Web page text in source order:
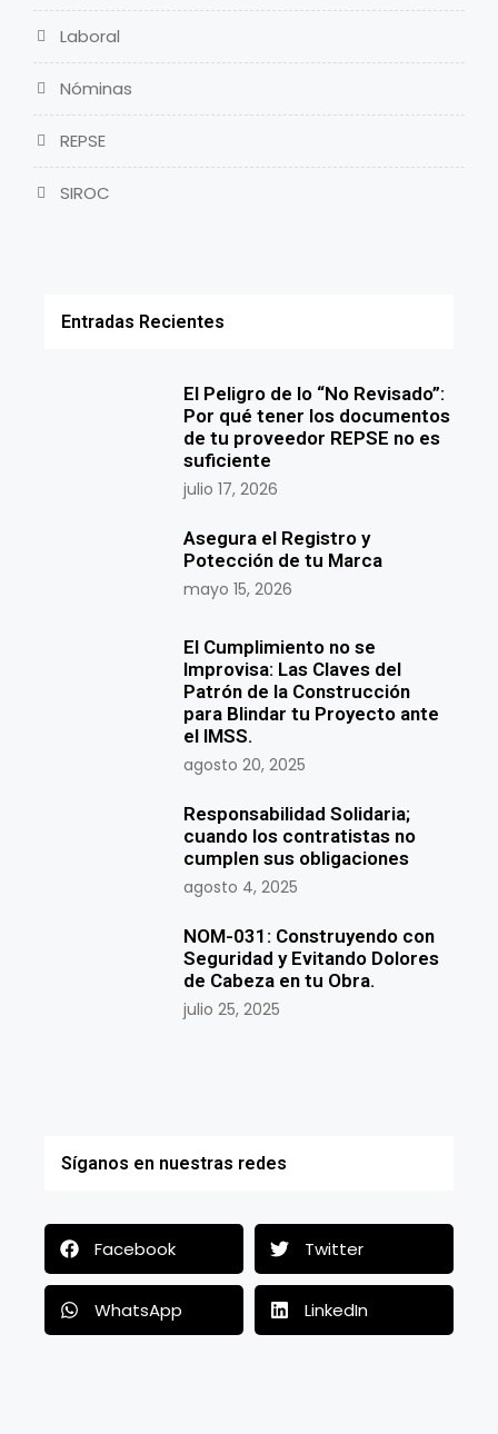
Laboral
Nóminas
REPSE
SIROC
Entradas Recientes
El Peligro de lo “No Revisado”:
Por qué tener los documentos
de tu proveedor REPSE no es
suficiente
julio 17, 2026
Asegura el Registro y
Potección de tu Marca
mayo 15, 2026
El Cumplimiento no se
Improvisa: Las Claves del
Patrón de la Construcción
para Blindar tu Proyecto ante
el IMSS.
agosto 20, 2025
Responsabilidad Solidaria;
cuando los contratistas no
cumplen sus obligaciones
agosto 4, 2025
NOM-031: Construyendo con
Seguridad y Evitando Dolores
de Cabeza en tu Obra.
julio 25, 2025
Síganos en nuestras redes
Facebook Twitter
WhatsApp LinkedIn